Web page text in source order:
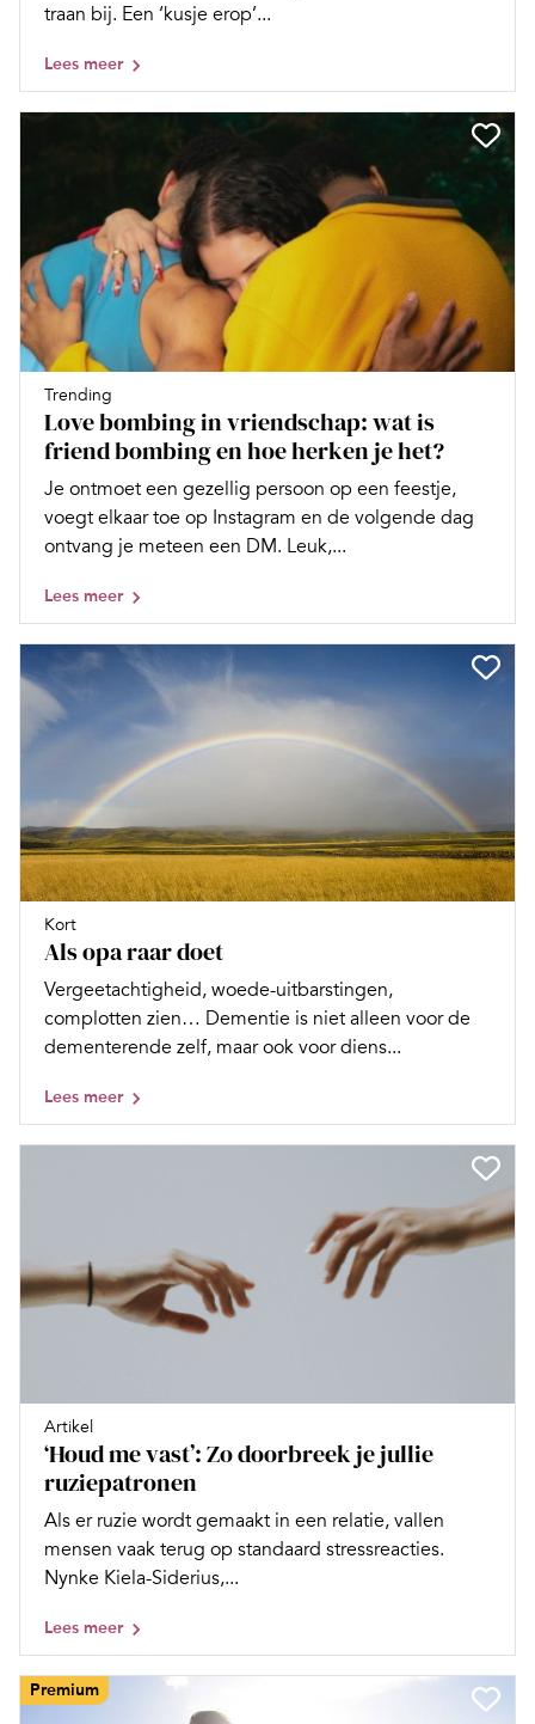
traan bij. Een ‘kusje erop’...
Lees meer
Trending
Love bombing in vriendschap: wat is
friend bombing en hoe herken je het?
Je ontmoet een gezellig persoon op een feestje,
voegt elkaar toe op Instagram en de volgende dag
ontvang je meteen een DM. Leuk,...
Lees meer
Kort
Als opa raar doet
Vergeetachtigheid, woede-uitbarstingen,
complotten zien… Dementie is niet alleen voor de
dementerende zelf, maar ook voor diens...
Lees meer
Artikel
‘Houd me vast’: Zo doorbreek je jullie
ruziepatronen
Als er ruzie wordt gemaakt in een relatie, vallen
mensen vaak terug op standaard stressreacties.
Nynke Kiela-Siderius,...
Lees meer
Premium